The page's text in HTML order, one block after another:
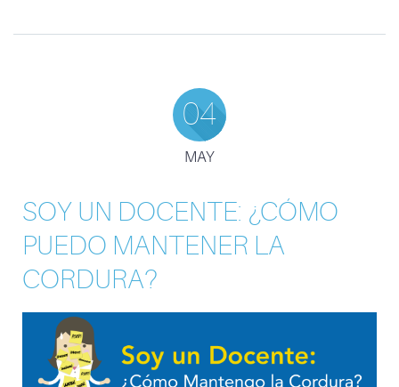
04
MAY
SOY UN DOCENTE: ¿CÓMO
PUEDO MANTENER LA
CORDURA?